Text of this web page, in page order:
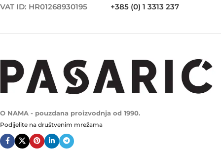
VAT ID: HR01268930195
+385 (0) 1 3313 237
O NAMA - pouzdana proizvodnja od 1990.
Podijelite na društvenim mrežama